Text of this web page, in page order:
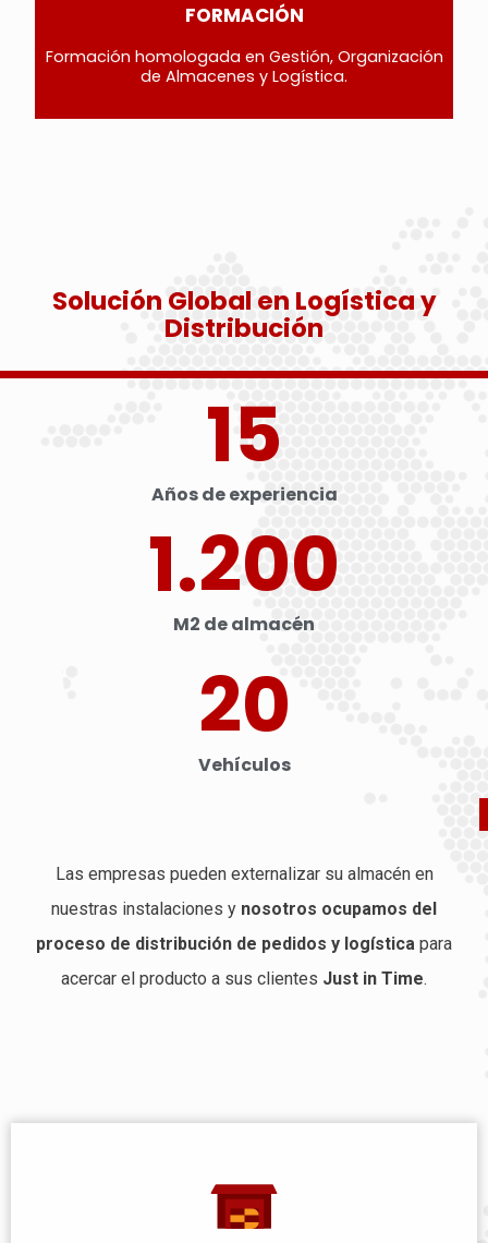
FORMACIÓN
Formación homologada en Gestión, Organización
de Almacenes y Logística.
Solución Global en Logística y
Distribución
Años de experiencia
15
M2 de almacén
1.200
Vehículos
20
Las empresas pueden externalizar su almacén en
nuestras instalaciones y nosotros ocupamos del
proceso de distribución de pedidos y logística para
acercar el producto a sus clientes Just in Time.